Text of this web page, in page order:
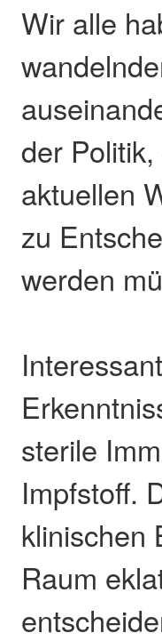
Wir alle
der
aktuellen
zu
werden
sterile
Impfstoff.
klinischen
Raum